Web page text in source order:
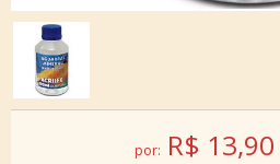
por: R$ 13,90